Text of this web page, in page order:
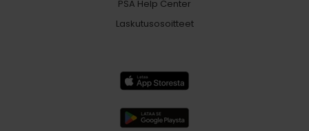
PSA Help Center
Laskutusosoitteet